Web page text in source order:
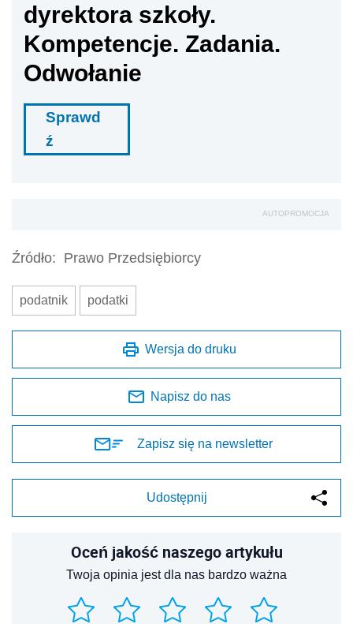
dyrektora szkoły.
Kompetencje. Zadania.
Odwołanie
Sprawd
ź
AUTOPROMOCJA
Źródło: Prawo Przedsiębiorcy
podatnik podatki
Wersja do druku
Napisz do nas
Zapisz się na newsletter
Udostępnij
Oceń jakość naszego artykułu
Twoja opinia jest dla nas bardzo ważna